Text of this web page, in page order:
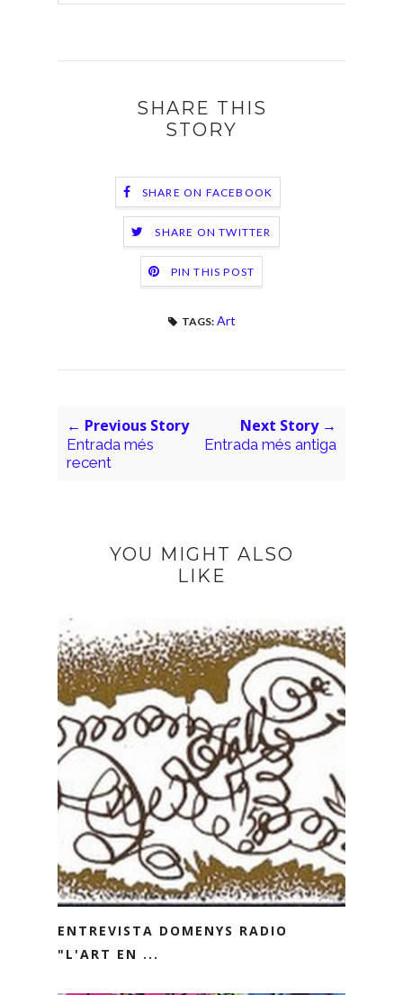
SHARE THIS
STORY
SHARE ON FACEBOOK
SHARE ON TWITTER
PIN THIS POST
TAGS: Art
← Previous Story
Entrada més
recent
Next Story →
Entrada més antiga
YOU MIGHT ALSO
LIKE
ENTREVISTA DOMENYS RADIO
"L'ART EN ...